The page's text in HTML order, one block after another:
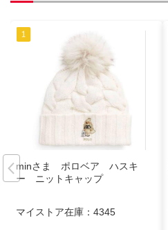
minさま ポロベア ハスキ
ー ニットキャップ
マイストア在庫： 4345